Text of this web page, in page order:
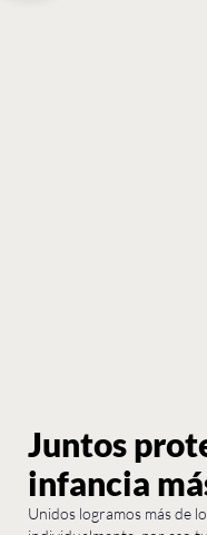
Juntos
infancia
Unidos logramos más de